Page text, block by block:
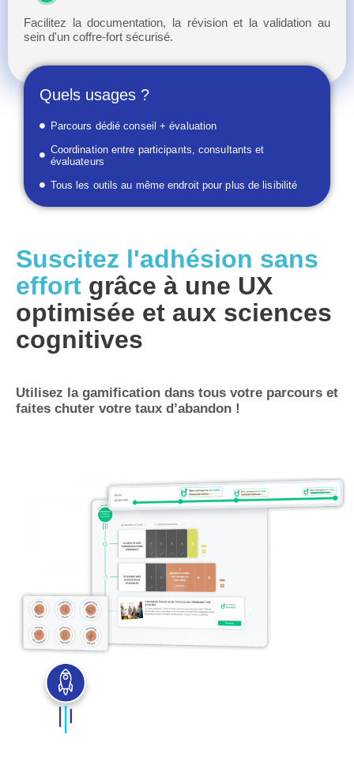
Facilitez la documentation, la révision et la validation au
sein d'un coffre-fort sécurisé.
Quels usages ?
Parcours dédié conseil + évaluation
Coordination entre participants, consultants et
évaluateurs
Tous les outils au même endroit pour plus de lisibilité
Suscitez l'adhésion sans
effort grâce à une UX
optimisée et aux sciences
cognitives
Utilisez la gamification dans tous votre parcours et
faites chuter votre taux d’abandon !